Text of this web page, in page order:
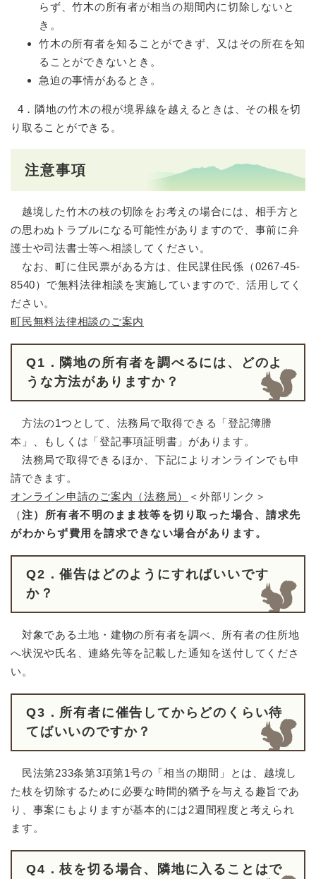
らず、竹木の所有者が相当の期間内に切除しないと
き。
竹木の所有者を知ることができず、又はその所在を知
ることができないとき。
急迫の事情があるとき。
​ 4．隣地の竹木の根が境界線を越えるときは、その根を切
り取ることができる。
注意事項
越境した竹木の枝の切除をお考えの場合には、相手方と
の思わぬトラブルになる可能性がありますので、事前に弁
護士や司法書士等へ相談してください。
なお、町に住民票がある方は、住民課住民係（0267-45-
8540）で無料法律相談を実施していますので、活用してく
ださい。
町民無料法律相談のご案内
Q1．隣地の所有者を調べるには、どのよ
うな方法がありますか？
方法の1つとして、法務局で取得できる「登記簿謄
本」、もしくは「登記事項証明書」があります。
法務局で取得できるほか、下記によりオンラインでも申
請できます。
オンライン申請のご案内（法務局）
＜外部リンク＞
（注）所有者不明のまま枝等を切り取った場合、請求先
がわからず費用を請求できない場合があります。
Q2．催告はどのようにすればいいです
か？
対象である土地・建物の所有者を調べ、所有者の住所地
へ状況や氏名、連絡先等を記載した通知を送付してくださ
い。
Q3．所有者に催告してからどのくらい待
てばいいのですか？
民法第233条第3項第1号の「相当の期間」とは、越境し
た枝を切除するために必要な時間的猶予を与える趣旨であ
り、事案にもよりますが基本的には2週間程度と考えられ
ます。
Q4．枝を切る場合、隣地に入ることはで